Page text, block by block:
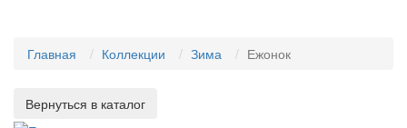
Главная Коллекции Зима Ежонок